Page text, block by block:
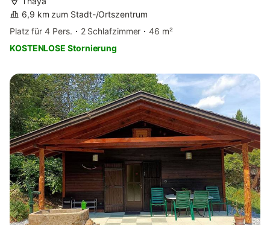
6,9 km zum Stadt-/Ortszentrum
Platz für 4 Pers.
2 Schlafzimmer
46 m²
KOSTENLOSE Stornierung